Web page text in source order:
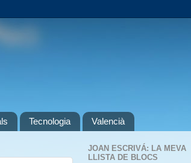
Tecnologia Valencià
JOAN ESCRIVÁ: LA MEVA
LLISTA DE BLOCS